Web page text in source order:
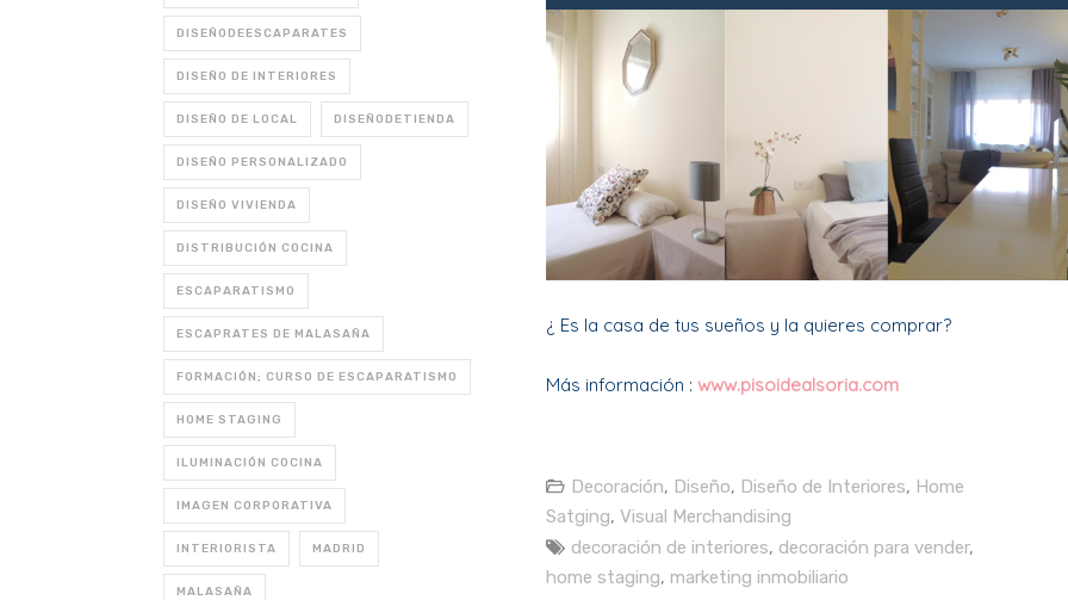
DISEÑODEESCAPARATES
DISEÑO DE INTERIORES
DISEÑO DE LOCAL DISEÑODETIENDA
DISEÑO PERSONALIZADO
DISEÑO VIVIENDA
DISTRIBUCIÓN COCINA
ESCAPARATISMO
ESCAPRATES DE MALASAÑA
FORMACIÓN; CURSO DE ESCAPARATISMO
HOME STAGING
ILUMINACIÓN COCINA
IMAGEN CORPORATIVA
INTERIORISTA MADRID
MALASAÑA
¿ Es la casa de tus sueños y la quieres comprar?
Más información : www.pisoidealsoria.com
Decoración, Diseño, Diseño de Interiores, Home
Satging, Visual Merchandising
decoración de interiores, decoración para vender,
home staging, marketing inmobiliario